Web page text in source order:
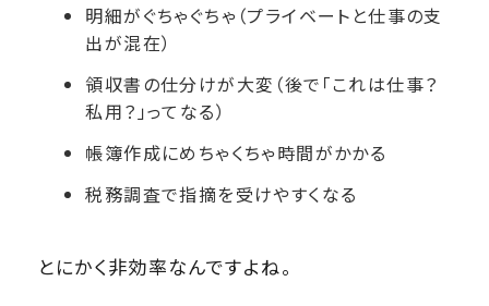
明細がぐちゃぐちゃ（プライベートと仕事の支
出が混在）
領収書の仕分けが大変（後で「これは仕事？
私用？」ってなる）
帳簿作成にめちゃくちゃ時間がかかる
税務調査で指摘を受けやすくなる
とにかく非効率なんですよね。